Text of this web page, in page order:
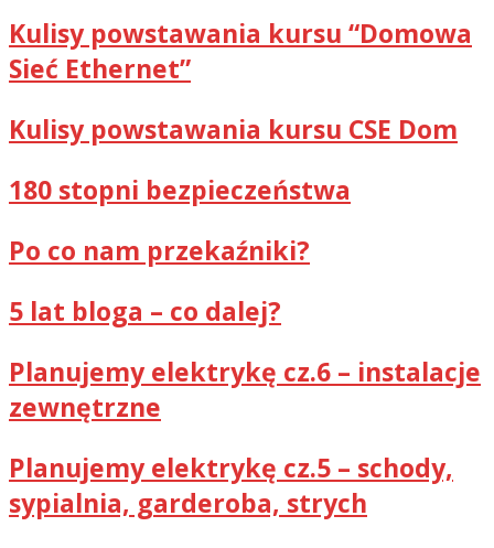
Kulisy powstawania kursu “Domowa
Sieć Ethernet”
Kulisy powstawania kursu CSE Dom
180 stopni bezpieczeństwa
Po co nam przekaźniki?
5 lat bloga – co dalej?
Planujemy elektrykę cz.6 – instalacje
zewnętrzne
Planujemy elektrykę cz.5 – schody,
sypialnia, garderoba, strych